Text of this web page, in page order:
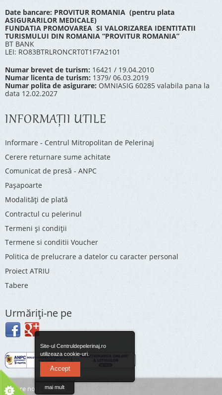
Site-ul Centruldepelerinaj.ro
utilizeaza cookie-uri.
Accept
mai mult
Date bancare: PROVITUR ROMANIA (pentru plata
ASIGURARILOR MEDICALE)
FUNDATIA PROMOVAREA SI VALORIZAREA IDENTITATII
TURISMULUI DIN ROMANIA “PROVITUR ROMANIA”
BT BANK
LEI: RO83BTRLRONCRT0T1F7A2101
Numar brevet de turism: 16421 / 19.04.2010
Numar licenta de turism: 1379/ 06.03.2019
Numar polita de asigurare: OMNIASIG 60285 valabila pana la
data 12.02.2027
INFORMAŢII UTILE
Informare - Centrul Mitropolitan de Pelerinaj
Cerere returnare sume achitate
Comunicat de presă - ANPC
Pașapoarte
Modalități de plată
Contractul cu pelerinul
Termeni și condiții
Termene si conditii Voucher
Politica de prelucrare a datelor cu caracter personal
Proiect ATRIU
Tabere
Urmăriţi-ne pe
Despre noi Contact